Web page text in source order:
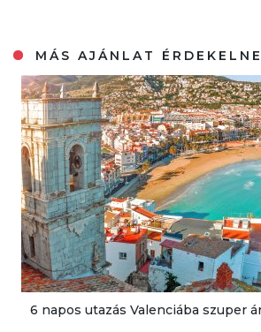
MÁS AJÁNLAT
6 napos utazás Valenciába szuper